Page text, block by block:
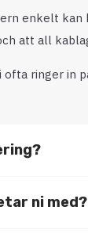
enkelt kan
att all
ringer in
ni med?